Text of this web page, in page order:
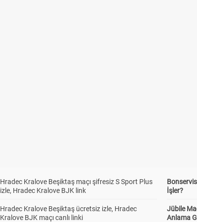
Hradec Kralove Beşiktaş maçı şifresiz S Sport Plus
izle, Hradec Kralove BJK link
Hradec Kralove Beşiktaş ücretsiz izle, Hradec
Kralove BJK maçı canlı linki
İşler?
Jübile
Anlama